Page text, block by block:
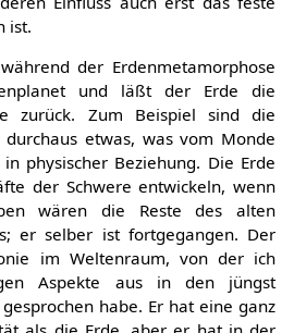
ist.
der Erdenmetamorphose
und läßt der Erde die
zurück. Zum Beispiel sind die
etwas, was vom Monde
physischer Beziehung. Die Erde
der Schwere entwickeln, wenn
wären die Reste des alten
er selber ist fortgegangen. Der
im Weltenraum, von der ich
Aspekte aus in den jüngst
habe. Er hat eine ganz